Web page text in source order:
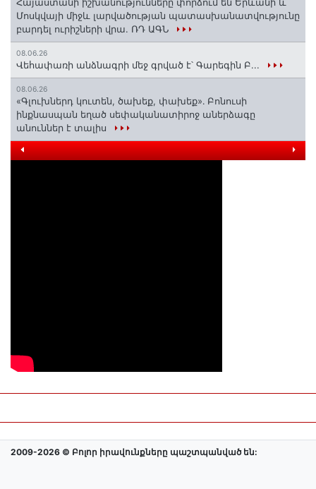
Մոսկվայի միջև լարվածության պատասխանատվությունը
բարդել ուրիշների վրա. ՌԴ ԱԳՆ
08.06.26
Վեհափառի անձնագրի մեջ գրված է՝ Գարեգին Բ...
08.06.26
«Գլուխներդ կուտեն, ծախեք, փախեք»․ Բոնուսի
ինքնասպան եղած սեփականատիրոջ աներձագը
անուններ է տալիս
2009-2026 © Բոլոր իրավունքները պաշտպանված են: